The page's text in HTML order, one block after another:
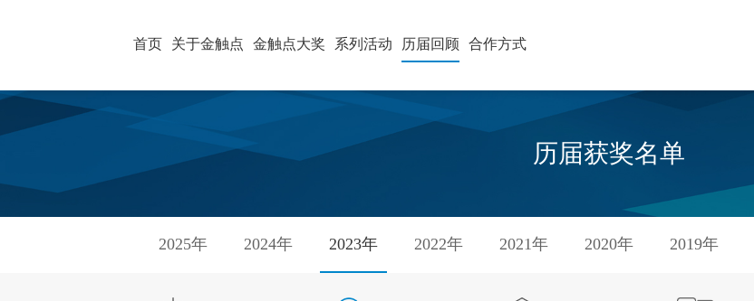
首页 关于金触点 金触点大奖 系列活动 历届回顾 合作方式
历届获奖名单
2025年 2024年 2023年 2022年 2021年 2020年 2019年